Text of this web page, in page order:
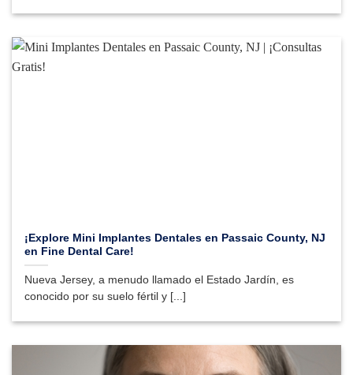
¡Explore Mini Implantes Dentales en Passaic County, NJ
en Fine Dental Care!
Nueva Jersey, a menudo llamado el Estado Jardín, es
conocido por su suelo fértil y [...]